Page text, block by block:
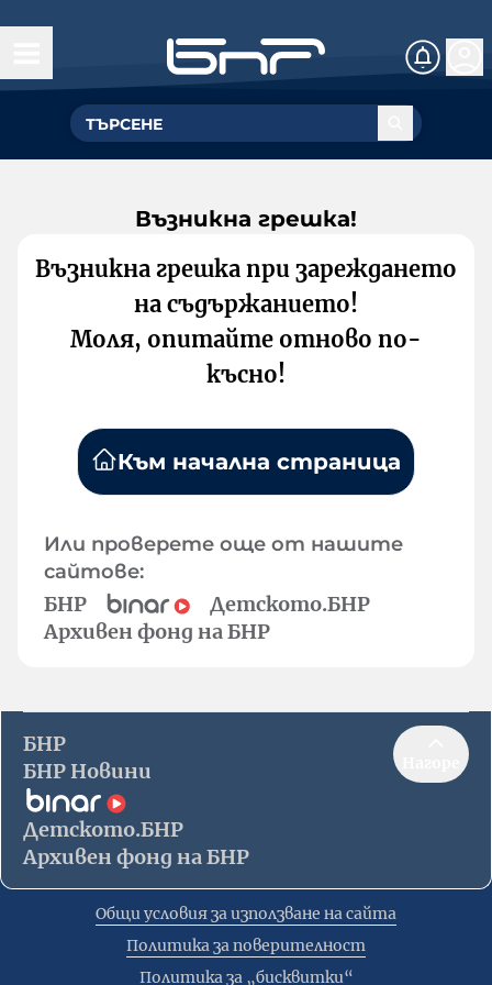
Възникна грешка!
Възникна грешка при зареждането
на съдържанието!
Моля, опитайте отново по-
късно!
Към начална страница
Или проверете още от нашите
сайтове:
БНР
Детското.БНР
Архивен фонд на БНР
БНР
БНР Новини
Детското.БНР
Архивен фонд на БНР
Общи условия за използване на сайта
Политика за поверителност
Политика за „бисквитки“